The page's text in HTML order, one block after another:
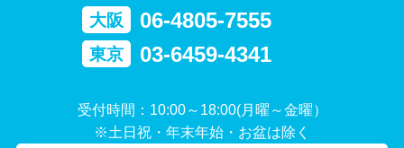
大阪 06-4805-7555
東京 03-6459-4341
受付時間：10:00～18:00(月曜～金曜）
※土日祝・年末年始・お盆は除く